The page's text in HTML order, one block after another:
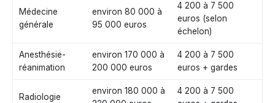
Médecine
générale
environ 80 000 à
95 000 euros
4 200 à 7 500
euros (selon
échelon)
Anesthésie-
réanimation
environ 170 000 à
200 000 euros
4 200 à 7 500
euros + gardes
Radiologie
environ 180 000 à
4 200 à 7 500